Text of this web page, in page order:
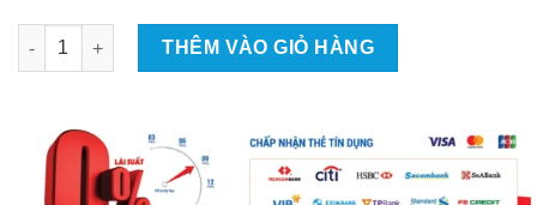
Gắn Start Stop Smartkey Pke Cho Ford Zin số lượng
THÊM VÀO GIỎ HÀNG